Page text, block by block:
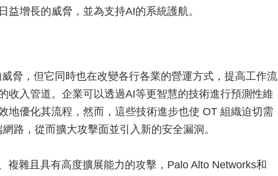
增長的威脅，並為支持AI的系統護航。
脅，但它同時也在改變各行各業的營運方式，提高工作流
收入管道。企業可以透過AI等更智慧的技術進行預測性維
地優化其流程，然而，這些技術進步也使 OT 組織迫切需
路，從而擴大攻擊面並引入新的安全漏洞。
複雜且具有高度擴展能力的攻擊，Palo Alto Networks和